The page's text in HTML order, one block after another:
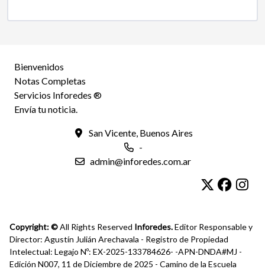
Bienvenidos
Notas Completas
Servicios Inforedes ®
Envía tu noticia.
San Vicente, Buenos Aires
-
admin@inforedes.com.ar
Copyright: ©All Rights Reserved Inforedes.Editor Responsable y
Director: Agustín Julián Arechavala - Registro de Propiedad
Intelectual: Legajo Nº: EX-2025-133784626- -APN-DNDA#MJ -
Edición N007, 11 de Diciembre de 2025 - Camino de la Escuela